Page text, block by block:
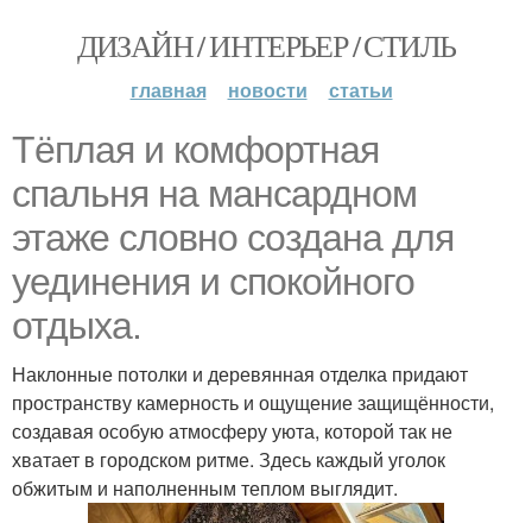
ДИЗАЙН / ИНТЕРЬЕР / СТИЛЬ
главная новости статьи
Тёплая и комфортная
спальня на мансардном
этаже словно создана для
уединения и спокойного
отдыха.
Наклонные потолки и деревянная отделка придают
пространству камерность и ощущение защищённости,
создавая особую атмосферу уюта, которой так не
хватает в городском ритме. Здесь каждый уголок
обжитым и наполненным теплом выглядит.